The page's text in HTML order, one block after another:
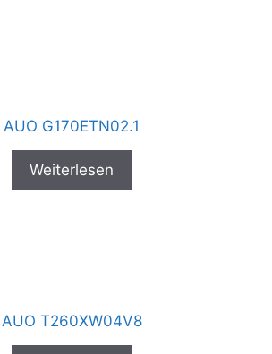
AUO G170ETN02.1
Weiterlesen
AUO T260XW04V8